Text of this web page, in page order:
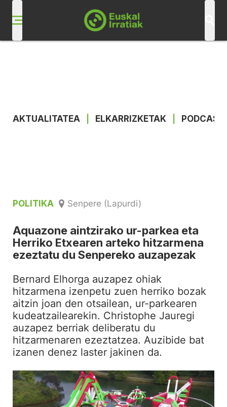
AKTUALITATEA ELKARRIZKETAK
POLITIKA Senpere (Lapurdi)
Aquazone aintzirako ur-parkea eta
Herriko Etxearen arteko hitzarmena
ezeztatu du Senpereko auzapezak
Bernard Elhorga auzapez ohiak
hitzarmena izenpetu zuen herriko bozak
aitzin joan den otsailean, ur-parkearen
kudeatzailearekin. Christophe Jauregi
auzapez berriak deliberatu du
hitzarmenaren ezeztatzea. Auzibide bat
izanen denez laster jakinen da.